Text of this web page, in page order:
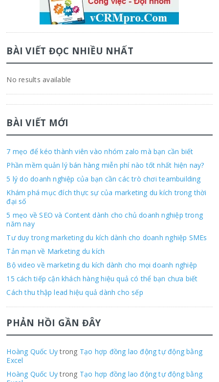
BÀI VIẾT ĐỌC NHIỀU NHẤT
No results available
BÀI VIẾT MỚI
7 mẹo để kéo thành viên vào nhóm zalo mà bạn cần biết
Phần mềm quản lý bán hàng miễn phí nào tốt nhất hiện nay?
5 lý do doanh nghiệp của bạn cần các trò chơi teambuilding
Khám phá mục đích thực sự của marketing du kích trong thời
đại số
5 mẹo về SEO và Content dành cho chủ doanh nghiệp trong
năm nay
Tư duy trong marketing du kích dành cho doanh nghiệp SMEs
Tản mạn về Marketing du kích
Bộ video về marketing du kích dành cho mọi doanh nghiệp
15 cách tiếp cận khách hàng hiệu quả có thể bạn chưa biết
Cách thu thập lead hiệu quả dành cho sếp
PHẢN HỒI GẦN ĐÂY
Hoàng Quốc Uytrong Tạo hợp đồng lao động tự động bằng
Excel
Hoàng Quốc Uytrong Tạo hợp đồng lao động tự động bằng